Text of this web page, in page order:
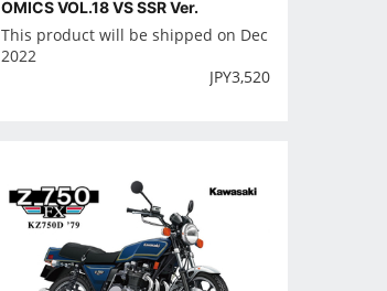
OMICS VOL.18 VS SSR Ver.
This product will be shipped on Dec
2022
JPY3,520